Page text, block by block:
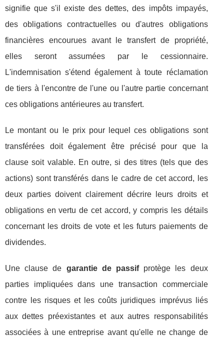
signifie que s'il existe des dettes, des impôts impayés,
des obligations contractuelles ou d'autres obligations
financières encourues avant le transfert de propriété,
elles seront assumées par le cessionnaire.
L'indemnisation s'étend également à toute réclamation
de tiers à l'encontre de l'une ou l'autre partie concernant
ces obligations antérieures au transfert.
Le montant ou le prix pour lequel ces obligations sont
transférées doit également être précisé pour que la
clause soit valable. En outre, si des titres (tels que des
actions) sont transférés dans le cadre de cet accord, les
deux parties doivent clairement décrire leurs droits et
obligations en vertu de cet accord, y compris les détails
concernant les droits de vote et les futurs paiements de
dividendes.
Une clause de garantie de passifprotège les deux
parties impliquées dans une transaction commerciale
contre les risques et les coûts juridiques imprévus liés
aux dettes préexistantes et aux autres responsabilités
associées à une entreprise avant qu'elle ne change de